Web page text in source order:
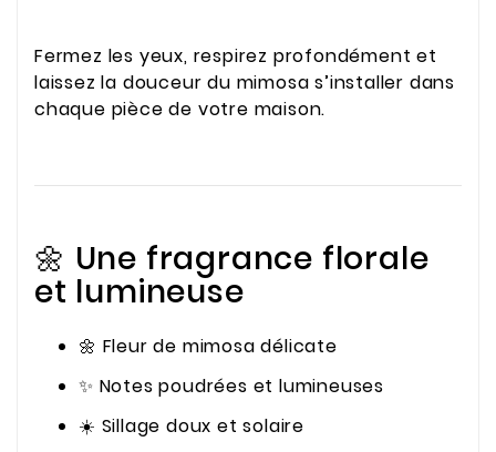
Fermez les yeux, respirez profondément et
laissez la douceur du mimosa s’installer dans
chaque pièce de votre maison.
🌼 Une fragrance florale
et lumineuse
🌼 Fleur de mimosa délicate
✨ Notes poudrées et lumineuses
☀️ Sillage doux et solaire